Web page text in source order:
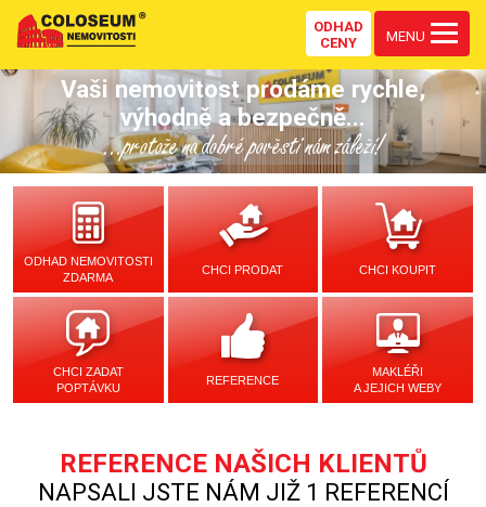
ODHAD
CENY
MENU
Vaši nemovitost prodáme rychle,
výhodně a bezpečně...
...protože na dobré pověsti nám záleží!
ODHAD NEMOVITOSTI
ZDARMA
CHCI PRODAT CHCI KOUPIT
CHCI ZADAT
POPTÁVKU
REFERENCE
MAKLÉŘI
A JEJICH WEBY
REFERENCE NAŠICH KLIENTŮ
NAPSALI JSTE NÁM JIŽ 1 REFERENCÍ